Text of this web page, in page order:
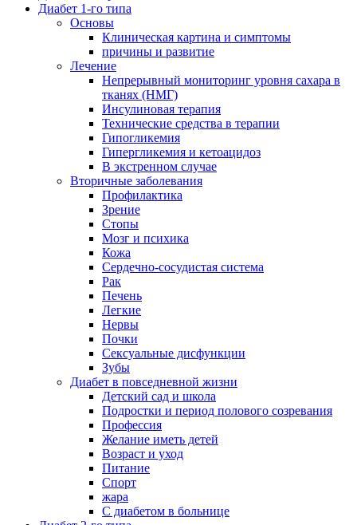
Диабет 1-го типа
Основы
Клиническая картина и симптомы
причины и развитие
Лечение
Непрерывный мониторинг уровня сахара в
тканях (НМГ)
Инсулиновая терапия
Технические средства в терапии
Гипогликемия
Гипергликемия и кетоацидоз
В экстренном случае
Вторичные заболевания
Профилактика
Зрение
Стопы
Мозг и психика
Кожа
Сердечно-сосудистая система
Рак
Печень
Легкие
Нервы
Почки
Сексуальные дисфункции
Зубы
Диабет в повседневной жизни
Детский сад и школа
Подростки и период полового созревания
Профессия
Желание иметь детей
Возраст и уход
Питание
Спорт
жара
С диабетом в больнице